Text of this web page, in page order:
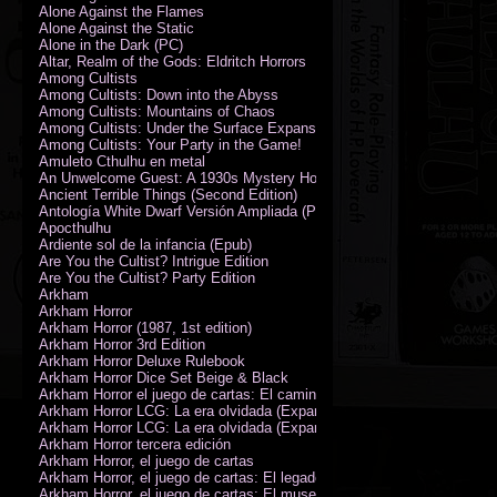
Alone Against the Flames
Alone Against the Static
Alone in the Dark (PC)
Altar, Realm of the Gods: Eldritch Horrors
Among Cultists
Among Cultists: Down into the Abyss
Among Cultists: Mountains of Chaos
Among Cultists: Under the Surface Expansion
Among Cultists: Your Party in the Game!
Amuleto Cthulhu en metal
An Unwelcome Guest: A 1930s Mystery Horror Adventure RPG
Ancient Terrible Things (Second Edition)
Antología White Dwarf Versión Ampliada (PDF)
Apocthulhu
Ardiente sol de la infancia (Epub)
Are You the Cultist? Intrigue Edition
Are You the Cultist? Party Edition
Arkham
Arkham Horror
Arkham Horror (1987, 1st edition)
Arkham Horror 3rd Edition
Arkham Horror Deluxe Rulebook
Arkham Horror Dice Set Beige & Black
Arkham Horror el juego de cartas: El camino a Carcosa - Exp.
Arkham Horror LCG: La era olvidada (Expansión de campaña)
Arkham Horror LCG: La era olvidada (Expansión de investigadores)
Arkham Horror tercera edición
Arkham Horror, el juego de cartas
Arkham Horror, el juego de cartas: El legado de Dunwich expansión